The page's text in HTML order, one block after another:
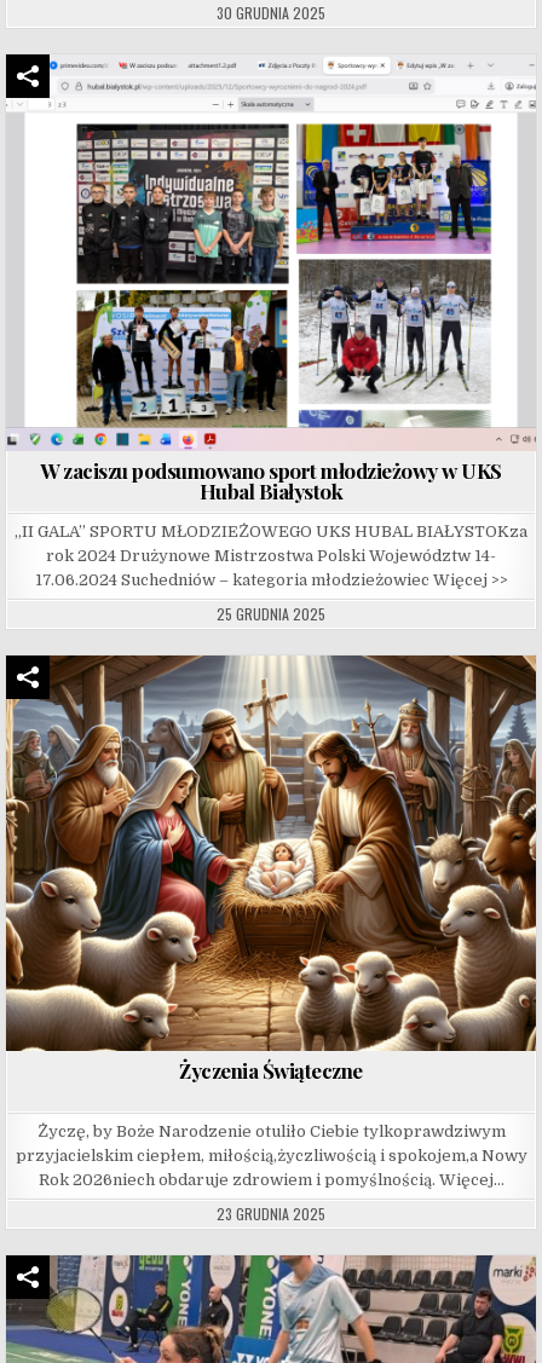
30 GRUDNIA 2025
W zaciszu podsumowano sport młodzieżowy w UKS
Hubal Białystok
„II GALA” SPORTU MŁODZIEŻOWEGO UKS HUBAL BIAŁYSTOKza
rok 2024 Drużynowe Mistrzostwa Polski Województw 14-
17.06.2024 Suchedniów – kategoria młodzieżowiec Więcej >>
25 GRUDNIA 2025
Życzenia Świąteczne
Życzę, by Boże Narodzenie otuliło Ciebie tylkoprawdziwym
przyjacielskim ciepłem, miłością,życzliwością i spokojem,a Nowy
Rok 2026niech obdaruje zdrowiem i pomyślnością. Więcej…
23 GRUDNIA 2025